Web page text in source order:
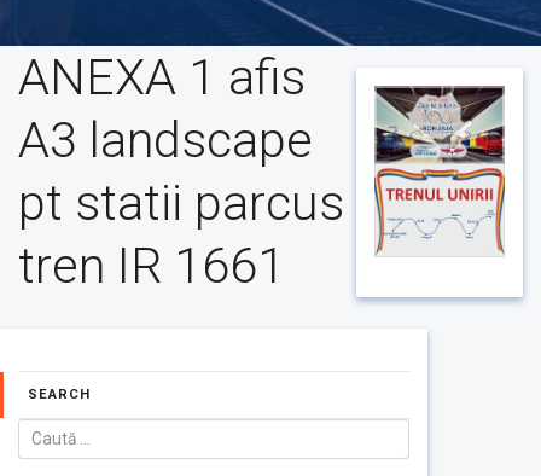
ANEXA 1 afis
A3 landscape
pt statii parcus
tren IR 1661
SEARCH